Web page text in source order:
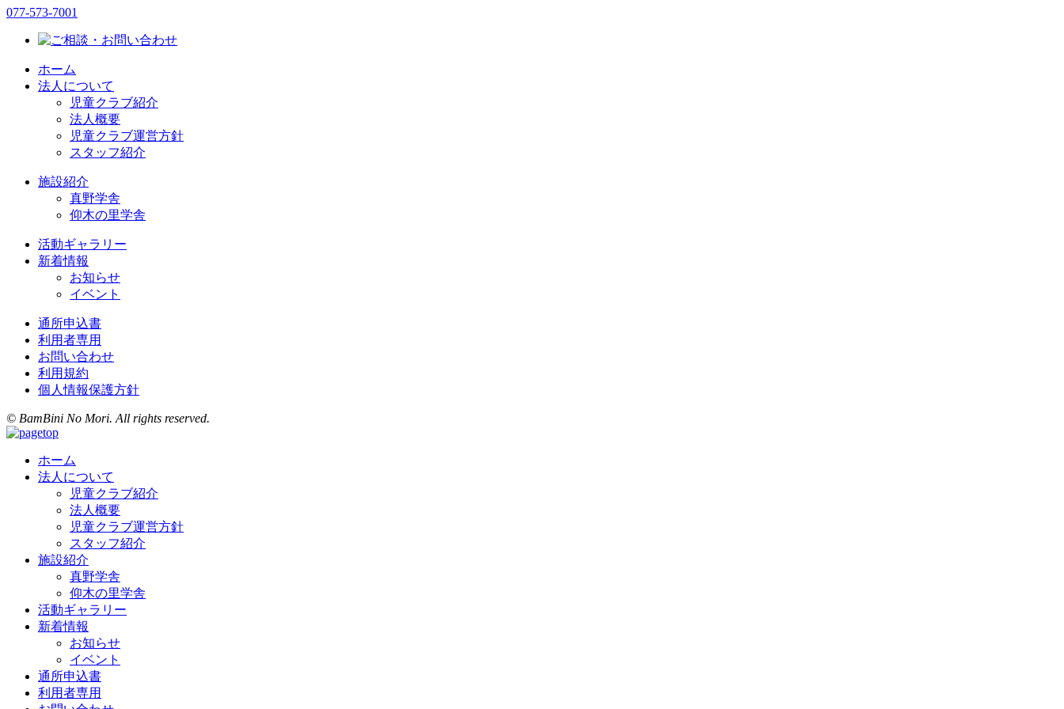
077-573-7001
ホーム
法人について
児童クラブ紹介
法人概要
児童クラブ運営方針
スタッフ紹介
施設紹介
真野学舎
仰木の里学舎
活動ギャラリー
新着情報
お知らせ
イベント
通所申込書
利用者専用
お問い合わせ
利用規約
個人情報保護方針
© BamBini No Mori. All rights reserved.
ホーム
法人について
児童クラブ紹介
法人概要
児童クラブ運営方針
スタッフ紹介
施設紹介
真野学舎
仰木の里学舎
活動ギャラリー
新着情報
お知らせ
イベント
通所申込書
利用者専用